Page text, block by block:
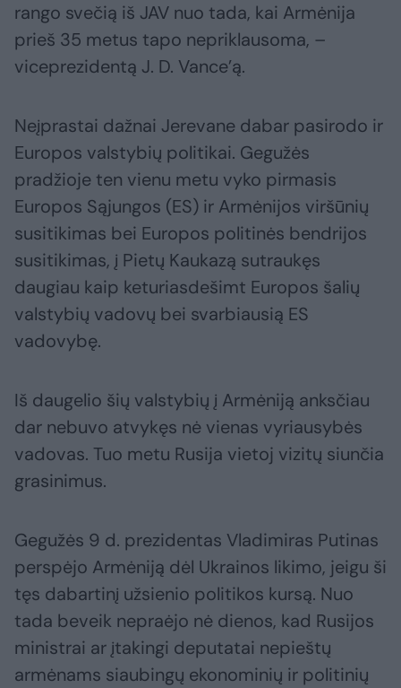
rango svečią iš JAV nuo tada, kai Armėnija
prieš 35 metus tapo nepriklausoma, –
viceprezidentą J. D. Vance’ą.
Neįprastai dažnai Jerevane dabar pasirodo ir
Europos valstybių politikai. Gegužės
pradžioje ten vienu metu vyko pirmasis
Europos Sąjungos (ES) ir Armėnijos viršūnių
susitikimas bei Europos politinės bendrijos
susitikimas, į Pietų Kaukazą sutraukęs
daugiau kaip keturiasdešimt Europos šalių
valstybių vadovų bei svarbiausią ES
vadovybę.
Iš daugelio šių valstybių į Armėniją anksčiau
dar nebuvo atvykęs nė vienas vyriausybės
vadovas. Tuo metu Rusija vietoj vizitų siunčia
grasinimus.
Gegužės 9 d. prezidentas Vladimiras Putinas
perspėjo Armėniją dėl Ukrainos likimo, jeigu ši
tęs dabartinį užsienio politikos kursą. Nuo
tada beveik nepraėjo nė dienos, kad Rusijos
ministrai ar įtakingi deputatai nepieštų
armėnams siaubingų ekonominių ir politinių